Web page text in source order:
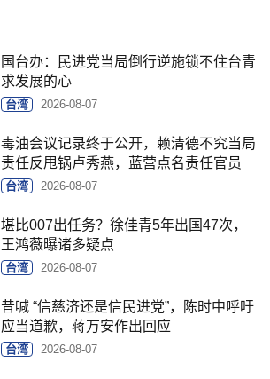
国台办：民进党当局倒行逆施锁不住台青
求发展的心
台湾 2026-08-07
毒油会议记录终于公开，赖清德不究当局
责任反甩锅卢秀燕，蓝营点名责任官员
台湾 2026-08-07
堪比007出任务？徐佳青5年出国47次，
王鸿薇曝诸多疑点
台湾 2026-08-07
昔喊 “信慈济还是信民进党”，陈时中呼吁
应当道歉，蒋万安作出回应
台湾 2026-08-07